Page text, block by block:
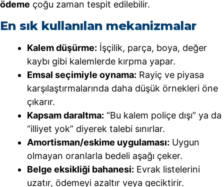
ödeme çoğu zaman tespit edilebilir.
En sık kullanılan mekanizmalar
Kalem düşürme: İşçilik, parça, boya, değer
kaybı gibi kalemlerde kırpma yapar.
Emsal seçimiyle oynama: Rayiç ve piyasa
karşılaştırmalarında daha düşük örnekleri öne
çıkarır.
Kapsam daraltma: “Bu kalem poliçe dışı” ya da
“illiyet yok” diyerek talebi sınırlar.
Amortisman/eskime uygulaması: Uygun
olmayan oranlarla bedeli aşağı çeker.
Belge eksikliği bahanesi: Evrak listelerini
uzatır, ödemeyi azaltır veya geciktirir.